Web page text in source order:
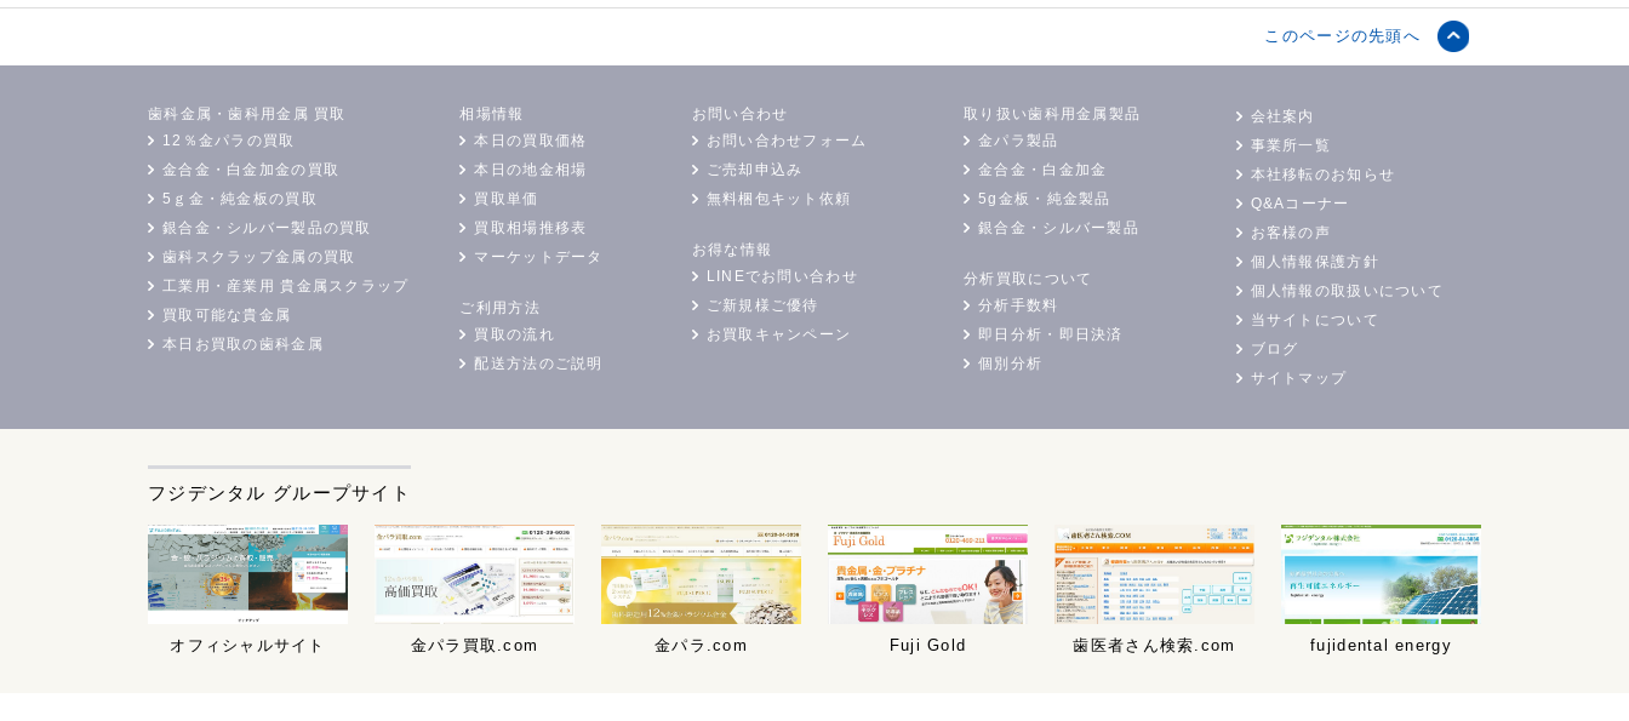
このページの先頭へ
歯科金属・歯科用金属 買取
12％金パラの買取
金合金・白金加金の買取
5ｇ金・純金板の買取
銀合金・シルバー製品の買取
歯科スクラップ金属の買取
工業用・産業用 貴金属スクラップ
買取可能な貴金属
本日お買取の歯科金属
相場情報
本日の買取価格
本日の地金相場
買取単価
買取相場推移表
マーケットデータ
ご利用方法
買取の流れ
配送方法のご説明
お問い合わせ
お問い合わせフォーム
ご売却申込み
無料梱包キット依頼
お得な情報
LINEでお問い合わせ
ご新規様ご優待
お買取キャンペーン
取り扱い歯科用金属製品
金パラ製品
金合金・白金加金
5g金板・純金製品
銀合金・シルバー製品
分析買取について
分析手数料
即日分析・即日決済
個別分析
会社案内
事業所一覧
本社移転のお知らせ
Q&Aコーナー
お客様の声
個人情報保護方針
個人情報の取扱いについて
当サイトについて
ブログ
サイトマップ
フジデンタル グループサイト
オフィシャルサイト 金パラ買取.com 金パラ.com Fuji Gold 歯医者さん検索.com fujidental energy